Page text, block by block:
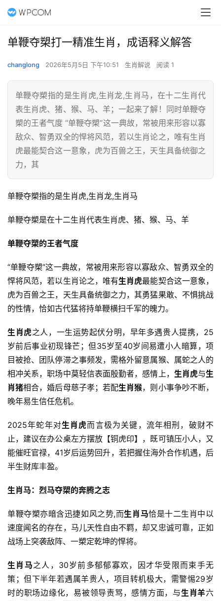
单鞭夺槊打一精准生肖，成语释义解答
changlong 2026年5月5日 下午10:51 生肖解说 阅读 1
单鞭夺槊指的是生肖虎,生肖龙,生肖马，在十二生肖代
表生肖虎、猪、猴、马、羊；一起来了解！同时单鞭夺
槊的王者气度 “单鞭夺槊”这一典故，常被用来形容以寡
敌众、智勇双全的悍将风范，若以生肖论之，唯有生肖
虎最能契合这一意象，虎为百兽之王，天生具备统御之
力，其
单鞭夺槊指的是生肖虎,生肖龙,生肖马
单鞭夺槊是在十二生肖代表生肖虎、猪、猴、马、羊
单鞭夺槊的王者气度
“单鞭夺槊”这一典故，常被用来形容以寡敌众、智勇双全的
悍将风范，若以生肖论之，唯有生肖虎最能契合这一意象，
虎为百兽之王，天生具备统御之力，其勇猛果敢、不惧挑战
的性情，恰如古代猛将持单鞭横扫千军的魄力。
生肖虎之人，一生运势起伏分明，早年多遇贵人提携，25
岁前后事业初现锋芒；但35岁至40岁间易遭小人暗算，项
目被抢、团队停滞之事频发，需格外留意属猴、属蛇之人的
相冲关系，职场中莫轻信表面殷勤者，感情上， 生肖虎与生
肖猪相合，婚后母慈子孝；若配生肖猴，则小事争吵不断，
晚年易生信任危机。
2025年蛇年对生肖虎而言极为关键，流年相刑，破财不
止，建议在办公桌左方摆放【铜虎印】，既可镇压小人，又
能催旺官禄，41岁后运势回升，若把握住海外合作机遇，后
半生财库丰盈。
生肖马：烈马夺槊的奔腾之志
单鞭夺槊亦暗含迅捷如风之势,而生肖马恰是十二生肖中以
速度闻名的存在，马儿天性自由不羁，却又忠诚可靠，正如
战场上突袭敌阵、一槊定乾坤的悍将。
生肖马之人，30岁前多郁郁寡欢，因才华受限而束手无
策；但下半年若遇属羊贵人，项目转机极大，需警惕29岁
时的职场边缘化，易被领导责骂，感情方面，与生肖羊六